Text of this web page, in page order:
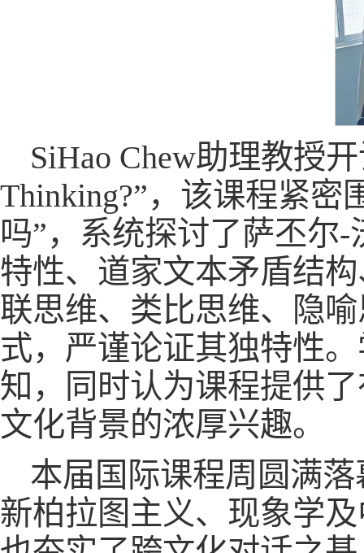
SiHao Chew助理教授
Thinking?”，该课程紧密
吗”，系统探讨了萨丕尔-
特性、道家文本矛盾结
联思维、类比思维、隐
式，严谨论证其独特性
知，同时认为课程提供
文化背景的浓厚兴趣。
本届国际课程周圆满
新柏拉图主义、现象学